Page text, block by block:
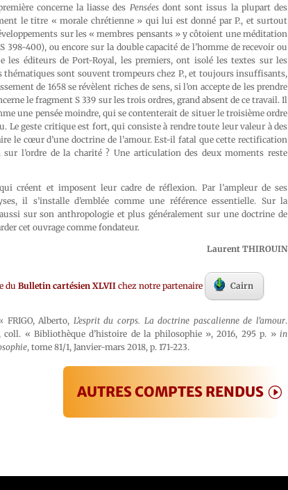
concerne la liasse des Penséesdont sont issus la plupart des
le titre « morale chrétienne » qui lui est donné par P., et surtout
sur les « membres pensants » y côtoient une méditation
400), ou encore sur la double capacité de l’homme de recevoir ou
les éditeurs de Port-Royal, les premiers, ont isolé les textes sur les
thématiques sont souvent trompeurs chez P., et toujours insuffisants,
de 1658 se révèlent riches de sens, si l’on accepte de les prendre
le fragment S 339 sur les trois ordres, grand absent de ce travail. Il
une pensée moindre, qui se contenterait de situer le troisième ordre
Le geste critique est fort, qui consiste à rendre toute leur valeur à des
le cœur d’une doctrine de l’amour. Est-il fatal que cette rectification
sur l’ordre de la charité ? Une articulation des deux moments reste
créent et imposent leur cadre de réflexion. Par l’ampleur de ses
il s’installe d’emblée comme une référence essentielle. Sur la
sur son anthropologie et plus généralement sur une doctrine de
cet ouvrage comme fondateur.
Laurent THIROUIN
du Bulletin cartésien XLVII chez notre partenaire Cairn
Alberto, L’esprit du corps. La doctrine pascalienne de l’amour.
coll. « Bibliothèque d’histoire de la philosophie », 2016, 295 p. » in
, tome 81/1, Janvier-mars 2018, p. 171-223.
AUTRES COMPTES RENDUS